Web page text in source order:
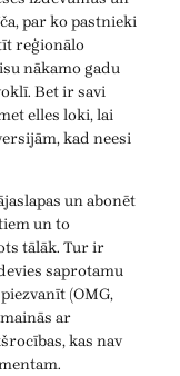
par ko pastnieki
reģionālo
nākamo gadu
Bet ir savi
elles loki, lai
kad neesi
un abonēt
un to
tālāk. Tur ir
saprotamu
(OMG,
ar
kas nav